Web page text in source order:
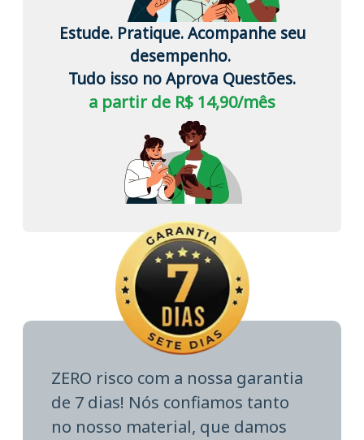
Estude. Pratique. Acompanhe seu
desempenho.
Tudo isso no Aprova Questões.
a partir de R$ 14,90/mês
ZERO risco com a nossa garantia
de 7 dias! Nós confiamos tanto
no nosso material, que damos